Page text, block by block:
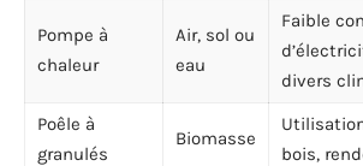
Pompe à
chaleur
Air, sol ou
eau
Faible
divers
Poêle à
granulés
Biomasse
bois,